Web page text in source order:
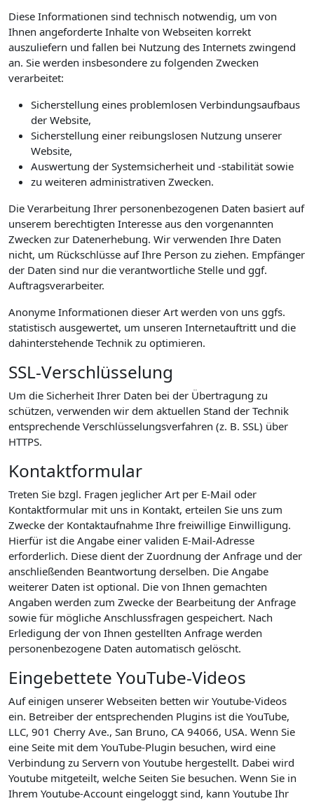
Diese Informationen sind technisch notwendig, um von
Ihnen angeforderte Inhalte von Webseiten korrekt
auszuliefern und fallen bei Nutzung des Internets zwingend
an. Sie werden insbesondere zu folgenden Zwecken
verarbeitet:
Sicherstellung eines problemlosen Verbindungsaufbaus
der Website,
Sicherstellung einer reibungslosen Nutzung unserer
Website,
Auswertung der Systemsicherheit und -stabilität sowie
zu weiteren administrativen Zwecken.
Die Verarbeitung Ihrer personenbezogenen Daten basiert auf
unserem berechtigten Interesse aus den vorgenannten
Zwecken zur Datenerhebung. Wir verwenden Ihre Daten
nicht, um Rückschlüsse auf Ihre Person zu ziehen. Empfänger
der Daten sind nur die verantwortliche Stelle und ggf.
Auftragsverarbeiter.
Anonyme Informationen dieser Art werden von uns ggfs.
statistisch ausgewertet, um unseren Internetauftritt und die
dahinterstehende Technik zu optimieren.
SSL-Verschlüsselung
Um die Sicherheit Ihrer Daten bei der Übertragung zu
schützen, verwenden wir dem aktuellen Stand der Technik
entsprechende Verschlüsselungsverfahren (z. B. SSL) über
HTTPS.
Kontaktformular
Treten Sie bzgl. Fragen jeglicher Art per E-Mail oder
Kontaktformular mit uns in Kontakt, erteilen Sie uns zum
Zwecke der Kontaktaufnahme Ihre freiwillige Einwilligung.
Hierfür ist die Angabe einer validen E-Mail-Adresse
erforderlich. Diese dient der Zuordnung der Anfrage und der
anschließenden Beantwortung derselben. Die Angabe
weiterer Daten ist optional. Die von Ihnen gemachten
Angaben werden zum Zwecke der Bearbeitung der Anfrage
sowie für mögliche Anschlussfragen gespeichert. Nach
Erledigung der von Ihnen gestellten Anfrage werden
personenbezogene Daten automatisch gelöscht.
Eingebettete YouTube-Videos
Auf einigen unserer Webseiten betten wir Youtube-Videos
ein. Betreiber der entsprechenden Plugins ist die YouTube,
LLC, 901 Cherry Ave., San Bruno, CA 94066, USA. Wenn Sie
eine Seite mit dem YouTube-Plugin besuchen, wird eine
Verbindung zu Servern von Youtube hergestellt. Dabei wird
Youtube mitgeteilt, welche Seiten Sie besuchen. Wenn Sie in
Ihrem Youtube-Account eingeloggt sind, kann Youtube Ihr